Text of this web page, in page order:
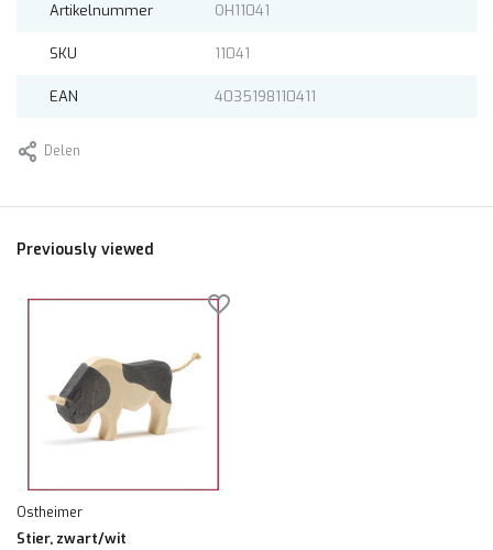
Artikelnummer OH11041
SKU 11041
EAN 4035198110411
Delen
Previously viewed
Ostheimer
Stier, zwart/wit